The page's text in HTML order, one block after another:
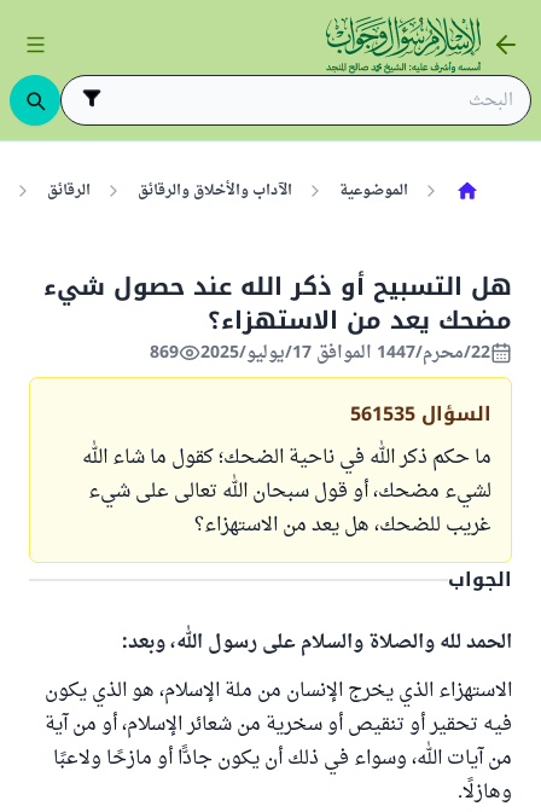
الموضوعية الآداب والأخلاق والرقائق الرقائق
هل التسبيح أو ذكر الله عند حصول شيء
مضحك يعد من الاستهزاء؟
22/محرم/1447 الموافق 17/يوليو/2025 869
السؤال 561535
ما حكم ذكر الله في ناحية الضحك؛ كقول ما شاء الله
لشيء مضحك، أو قول سبحان الله تعالى على شيء
غريب للضحك، هل يعد من الاستهزاء؟
الجواب
الحمد لله والصلاة والسلام على رسول الله، وبعد:
الاستهزاء الذي يخرج الإنسان من ملة الإسلام، هو الذي يكون
فيه تحقير أو تنقيص أو سخرية من شعائر الإسلام، أو من آية
من آيات الله، وسواء في ذلك أن يكون جادًّا أو مازحًا ولاعبًا
وهازلًا.